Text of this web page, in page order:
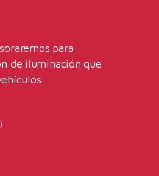
para
de iluminación que